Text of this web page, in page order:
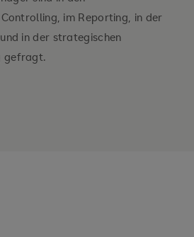
im Reporting, in der
in der strategischen
gefragt.